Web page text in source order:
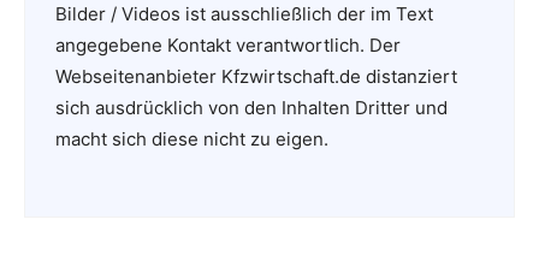
Bilder / Videos ist ausschließlich der im Text
angegebene Kontakt verantwortlich. Der
Webseitenanbieter Kfzwirtschaft.de distanziert
sich ausdrücklich von den Inhalten Dritter und
macht sich diese nicht zu eigen.